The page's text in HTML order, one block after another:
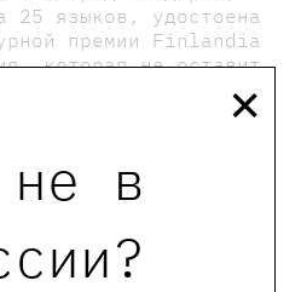
в
×
25 языков, удостоена
премии Finlandia
которая не оставит
ни взрослых;
капелькой
с финского Евгении